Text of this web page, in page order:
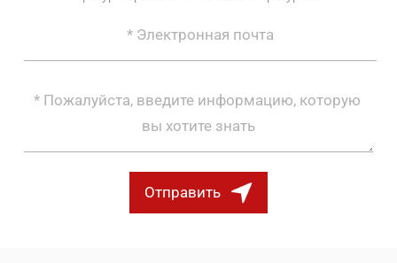
Отправить